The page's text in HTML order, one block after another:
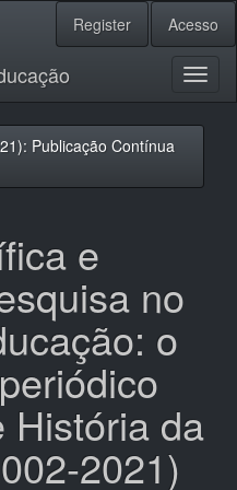
Register Acesso
Publicação Contínua
e
no
o
História da
2021)